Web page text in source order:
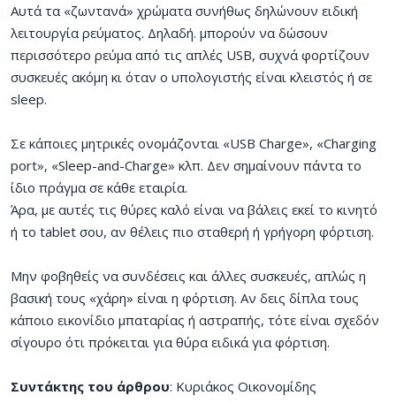
Αυτά τα «ζωντανά» χρώματα συνήθως δηλώνουν ειδική
λειτουργία ρεύματος. Δηλαδή. μπορούν να δώσουν
περισσότερο ρεύμα από τις απλές USB, συχνά φορτίζουν
συσκευές ακόμη κι όταν ο υπολογιστής είναι κλειστός ή σε
sleep.
Σε κάποιες μητρικές ονομάζονται «USB Charge», «Charging
port», «Sleep-and-Charge» κλπ. Δεν σημαίνουν πάντα το
ίδιο πράγμα σε κάθε εταιρία.
Άρα, με αυτές τις θύρες καλό είναι να βάλεις εκεί το κινητό
ή το tablet σου, αν θέλεις πιο σταθερή ή γρήγορη φόρτιση.
Μην φοβηθείς να συνδέσεις και άλλες συσκευές, απλώς η
βασική τους «χάρη» είναι η φόρτιση. Αν δεις δίπλα τους
κάποιο εικονίδιο μπαταρίας ή αστραπής, τότε είναι σχεδόν
σίγουρο ότι πρόκειται για θύρα ειδικά για φόρτιση.
Συντάκτης του άρθρου: Κυριάκος Οικονομίδης